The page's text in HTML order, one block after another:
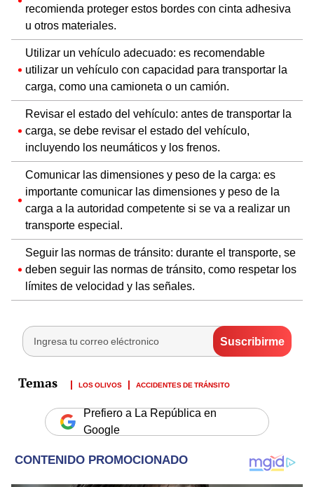
recomienda proteger estos bordes con cinta adhesiva
u otros materiales.
Utilizar un vehículo adecuado: es recomendable
utilizar un vehículo con capacidad para transportar la
carga, como una camioneta o un camión.
Revisar el estado del vehículo: antes de transportar la
carga, se debe revisar el estado del vehículo,
incluyendo los neumáticos y los frenos.
Comunicar las dimensiones y peso de la carga: es
importante comunicar las dimensiones y peso de la
carga a la autoridad competente si se va a realizar un
transporte especial.
Seguir las normas de tránsito: durante el transporte, se
deben seguir las normas de tránsito, como respetar los
límites de velocidad y las señales.
LOS OLIVOS ACCIDENTES DE TRÁNSITO
Prefiero a La República en
Google